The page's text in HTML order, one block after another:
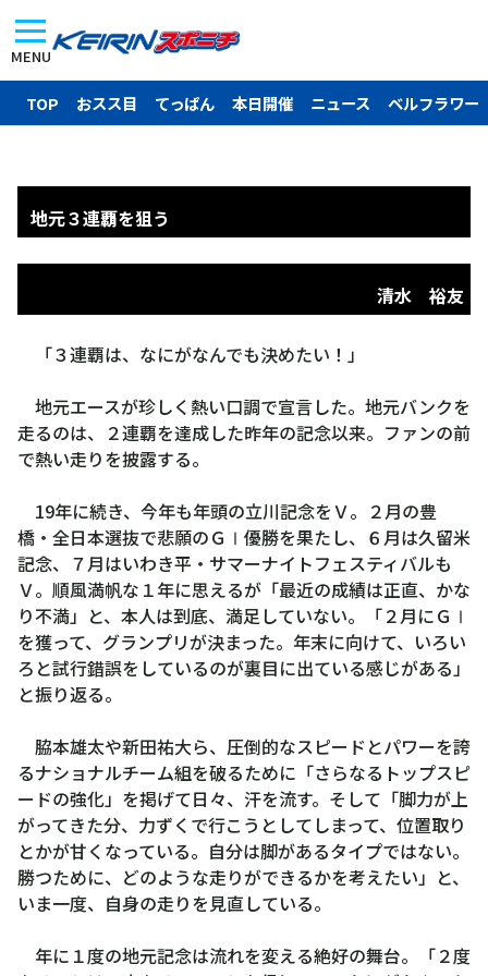
MENU
TOP おスス目 てっぱん 本日開催 ニュース ベルフラワー
地元３連覇を狙う
清水 裕友
「３連覇は、なにがなんでも決めたい！」
地元エースが珍しく熱い口調で宣言した。地元バンクを
走るのは、２連覇を達成した昨年の記念以来。ファンの前
で熱い走りを披露する。
19年に続き、今年も年頭の立川記念をＶ。２月の豊
橋・全日本選抜で悲願のＧⅠ優勝を果たし、６月は久留米
記念、７月はいわき平・サマーナイトフェスティバルも
Ｖ。順風満帆な１年に思えるが「最近の成績は正直、かな
り不満」と、本人は到底、満足していない。「２月にＧⅠ
を獲って、グランプリが決まった。年末に向けて、いろい
ろと試行錯誤をしているのが裏目に出ている感じがある」
と振り返る。
脇本雄太や新田祐大ら、圧倒的なスピードとパワーを誇
るナショナルチーム組を破るために「さらなるトップスピ
ードの強化」を掲げて日々、汗を流す。そして「脚力が上
がってきた分、力ずくで行こうとしてしまって、位置取り
とかが甘くなっている。自分は脚があるタイプではない。
勝つために、どのような走りができるかを考えたい」と、
いま一度、自身の走りを見直している。
年に１度の地元記念は流れを変える絶好の舞台。「２度